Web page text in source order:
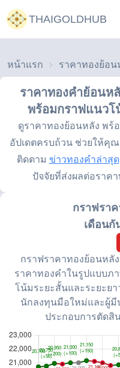
THAIGOLDHUB
หน้าแรก ราคาทองย้อน
ราคาทองคำย้อนห
พร้อมกราฟแนวโ
ดูราคาทองย้อนหลัง พ
อัปเดตครบถ้วน ช่วยให้คุ
ติดตาม ข่าวทองคำล่าสุด
ปัจจัยที่ส่งผลต่อราค
กราฟรา
เดือนกั
กราฟราคาทองย้อนหลั
ราคาทองคำในรูปแบบภ
โน้มระยะสั้นและระยะยา
นักลงทุนมือใหม่และผู้
ประกอบการตัดสิ